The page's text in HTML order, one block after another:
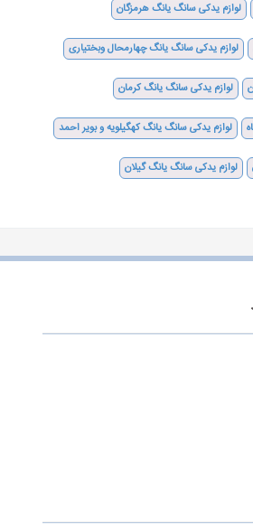
لوازم یدکی سانگ یانگ هرمزگان
لوازم یدکی سانگ یانگ چهارمحال وبختیاری
لوازم یدکی سانگ یانگ کرمان
لوازم یدکی سانگ یانگ کهگیلویه و بویر احمد
لوازم یدکی سانگ یانگ گیلان